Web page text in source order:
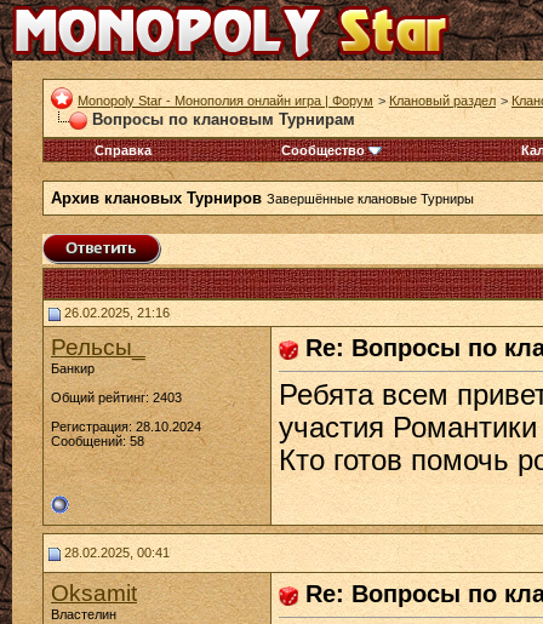
Monopoly Star - Монополия онлайн игра | Форум > Клановый раздел >
Вопросы по клановым Турнирам
Справка Сообщество
Архив клановых Турниров Завершённые клановые Турниры
26.02.2025, 21:16
Рельсы_
Банкир
Общий рейтинг: 2403
Регистрация: 28.10.2024
Сообщений: 58
Re: Вопросы по
Ребята всем
участия
Кто готов помочь
28.02.2025, 00:41
Oksamit
Властелин
Re: Вопросы по